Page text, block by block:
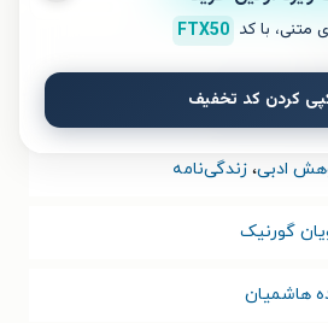
و داستان
ادبی، زندگی‌نامه
گورنیک
هاشمیان
متنی، با کد FTX50
کردن کد تخفیف